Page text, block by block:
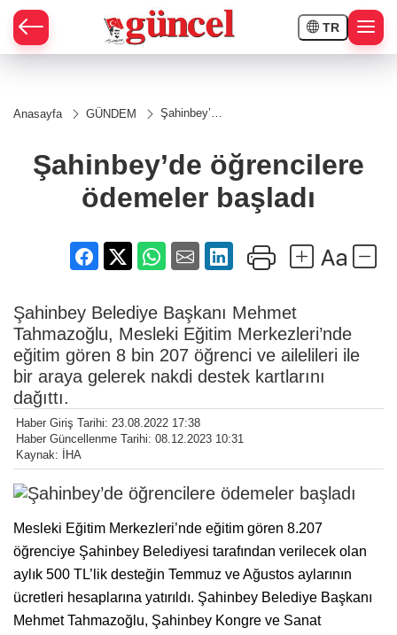
TR
Anasayfa GÜNDEM
Şahinbey’de
başladı
Şahinbey’de öğrencilere
ödemeler başladı
Şahinbey Belediye Başkanı Mehmet
Tahmazoğlu, Mesleki Eğitim Merkezleri’nde
eğitim gören 8 bin 207 öğrenci ve ailelileri ile
bir araya gelerek nakdi destek kartlarını
dağıttı.
Haber Giriş Tarihi: 23.08.2022 17:38
Haber Güncellenme Tarihi: 08.12.2023 10:31
Kaynak: İHA
Mesleki Eğitim Merkezleri’nde eğitim gören 8.207
öğrenciye Şahinbey Belediyesi tarafından verilecek olan
aylık 500 TL’lik desteğin Temmuz ve Ağustos aylarının
ücretleri hesaplarına yatırıldı. Şahinbey Belediye Başkanı
Mehmet Tahmazoğlu, Şahinbey Kongre ve Sanat